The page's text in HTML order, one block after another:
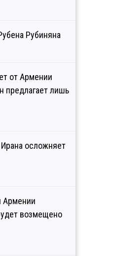
Рубиняна
от Армении
предлагает лишь
осложняет
Армении
возмещено